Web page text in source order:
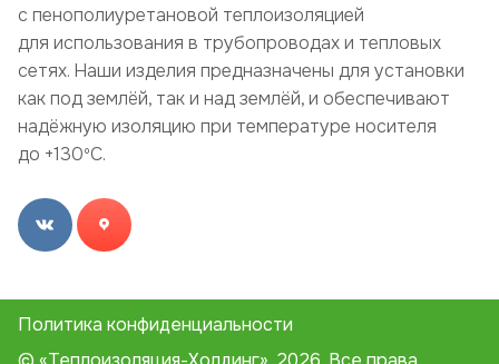
с пенополиуретановой теплоизоляцией
для использования в трубопроводах и тепловых
сетях. Наши изделия предназначены для установки
как под землёй, так и над землёй, и обеспечивают
надёжную изоляцию при температуре носителя
до +130ºC.
Политика конфиденциальности